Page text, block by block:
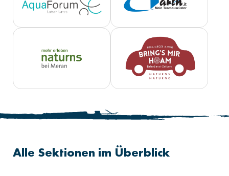
Alle Sektionen im Überblick